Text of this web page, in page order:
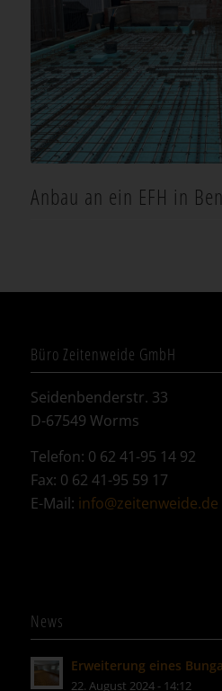
Anbau an ein EFH in
Büro Zeitenweide GmbH
Seidenbenderstr. 33
D-67549 Worms
Telefon: 0 62 41-95 14 92
Fax: 0 62 41-95 59 17
E-Mail: info@zeitenweide.de
News
Erweiterung eines
22. August 2024 - 14:12